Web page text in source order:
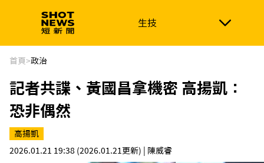
生技
生技 政治
新南向 體育
首頁>政治
記者共諜、黃國昌拿機密 高揚凱：
恐非偶然
高揚凱
2026.01.21 19:38 (2026.01.21更新) | 陳威睿